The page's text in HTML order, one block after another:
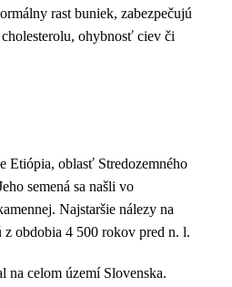
rast buniek, zabezpečujú
ohybnosť ciev či
Etiópia, oblasť Stredozemného
semená sa našli vo
Najstaršie nálezy na
z obdobia 4 500 rokov pred n. l.
na celom území Slovenska.